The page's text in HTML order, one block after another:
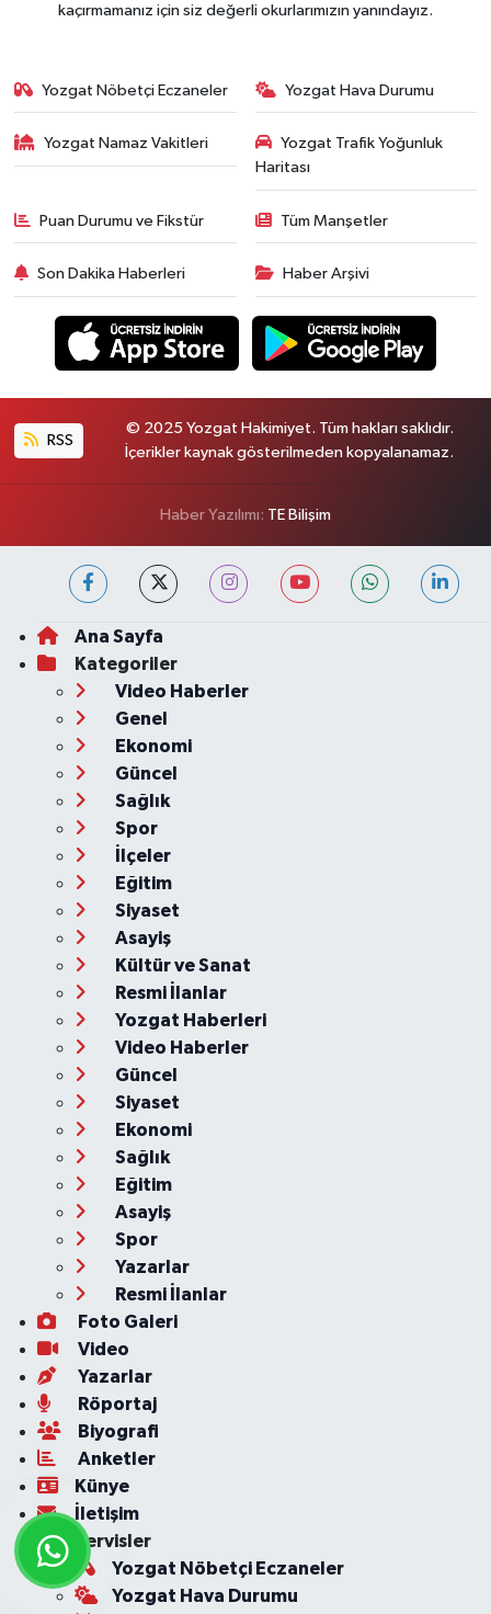
kaçırmamanız için siz değerli okurlarımızın yanındayız.
Yozgat Nöbetçi Eczaneler Yozgat Hava Durumu
Yozgat Namaz Vakitleri
Yozgat Trafik Yoğunluk
Haritası
Puan Durumu ve Fikstür Tüm Manşetler
Son Dakika Haberleri Haber Arşivi
RSS
© 2025 Yozgat Hakimiyet. Tüm hakları saklıdır.
İçerikler kaynak gösterilmeden kopyalanamaz.
Haber Yazılımı: TE Bilişim
Ana Sayfa
Kategoriler
Video Haberler
Genel
Ekonomi
Güncel
Sağlık
Spor
İlçeler
Eğitim
Siyaset
Asayiş
Kültür ve Sanat
Resmi İlanlar
Yozgat Haberleri
Video Haberler
Güncel
Siyaset
Ekonomi
Sağlık
Eğitim
Asayiş
Spor
Yazarlar
Resmi İlanlar
Foto Galeri
Video
Yazarlar
Röportaj
Biyografi
Anketler
Künye
İletişim
Servisler
Yozgat Nöbetçi Eczaneler
Yozgat Hava Durumu